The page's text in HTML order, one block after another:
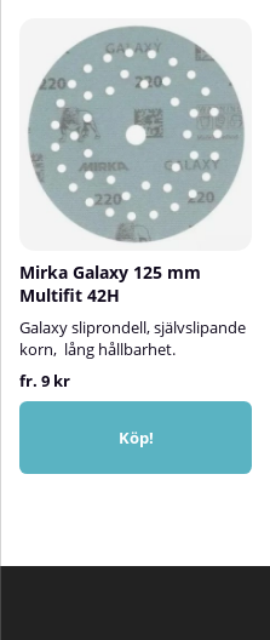
Mirka Galaxy 125 mm
Multifit 42H
Galaxy sliprondell, självslipande
korn, lång hållbarhet.
fr. 9 kr
Köp!